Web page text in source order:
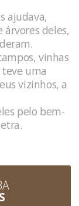
ajudava,
deles,
vinhas
teve uma
vizinhos, a
pelo bem-